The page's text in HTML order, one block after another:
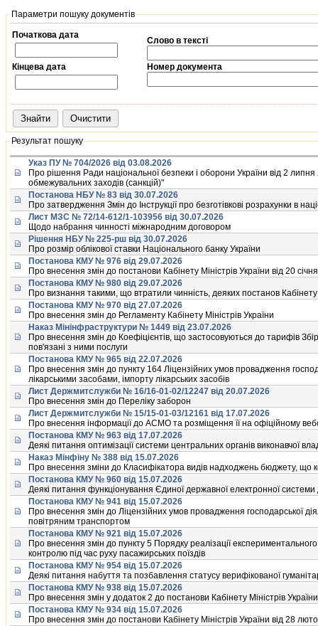
Параметри пошуку документів
Початкова дата
Кінцева дата
Слово в тексті
Номер документа
Результат пошуку
Указ ПУ № 704/2026 від 03.08.2026
Про рiшення Ради нацiональної безпеки i оборони України вiд 2
обмежувальних заходiв (санкцiй)"
Постанова НБУ № 83 від 30.07.2026
Про затвердження Змiн до Iнструкцiї про безготiвковi розрахунки в
Лист МЗС № 72/14-612/1-103956 від 30.07.2026
Щодо набрання чинностi мiжнародним договором
Рішення НБУ № 225-рш від 30.07.2026
Про розмiр облiкової ставки Нацiонального банку України
Постанова КМУ № 976 від 29.07.2026
Про внесення змiн до постанови Кабiнету Мiнiстрiв України вiд 20
Постанова КМУ № 980 від 29.07.2026
Про визнання такими, що втратили чиннiсть, деяких постанов
Постанова КМУ № 970 від 27.07.2026
Про внесення змiн до Регламенту Кабiнету Мiнiстрiв України
Наказ Мiнiнфраструктури № 1449 від 23.07.2026
Про внесення змiн до Коефiцiєнтiв, що застосовуються до тарифiв
пов'язанi з ними послуги
Постанова КМУ № 965 від 22.07.2026
Про внесення змiн до пункту 164 Лiцензiйних умов провадження
лiкарськими засобами, iмпорту лiкарських засобiв
Лист Держмитслужби № 16/16-01-02/12247 від 20.07.2026
Про внесення змiн до Перелiку заборон
Лист Держмитслужби № 15/15-01-03/12161 від 17.07.2026
Про внесення iнформацiї до АСМО та розмiщення її на офiцiйному
Постанова КМУ № 963 від 17.07.2026
Деякi питання оптимiзацiї системи центральних органiв виконавчої
Наказ Мінфіну № 388 від 15.07.2026
Про внесення змiни до Класифiкатора видiв надходжень бюджету, що
Постанова КМУ № 960 від 15.07.2026
Деякi питання функцiонування Єдиної державної електронної системи
Постанова КМУ № 941 від 15.07.2026
Про внесення змiн до Лiцензiйних умов провадження господарської
повiтряним транспортом
Постанова КМУ № 921 від 15.07.2026
Про внесення змiн до пункту 5 Порядку реалiзацiї
контролю пiд час руху пасажирських поїздiв
Постанова КМУ № 954 від 15.07.2026
Деякi питання набуття та позбавлення статусу верифiкованої
Постанова КМУ № 938 від 15.07.2026
Про внесення змiн у додаток 2 до постанови Кабiнету Мiнiстрiв
Постанова КМУ № 934 від 15.07.2026
Про внесення змiн до постанови Кабiнету Мiнiстрiв України вiд 28